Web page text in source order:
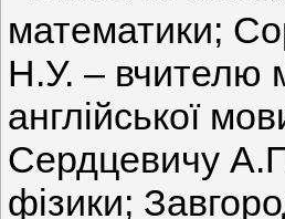
математики;
Н.У. – вчителю
англійської
Сердцевичу
фізики;